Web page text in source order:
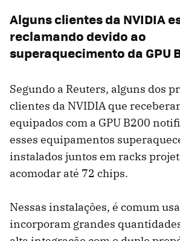
Alguns clientes da NVIDIA
reclamando devido ao
superaquecimento da GPU
Segundo a Reuters, alguns dos
clientes da NVIDIA que
equipados com a GPU B200
esses equipamentos
instalados juntos em racks
acomodar até 72 chips.
Nessas instalações, é comum
incorporam grandes